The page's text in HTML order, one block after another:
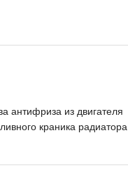
антифриза из двигателя
краника радиатора